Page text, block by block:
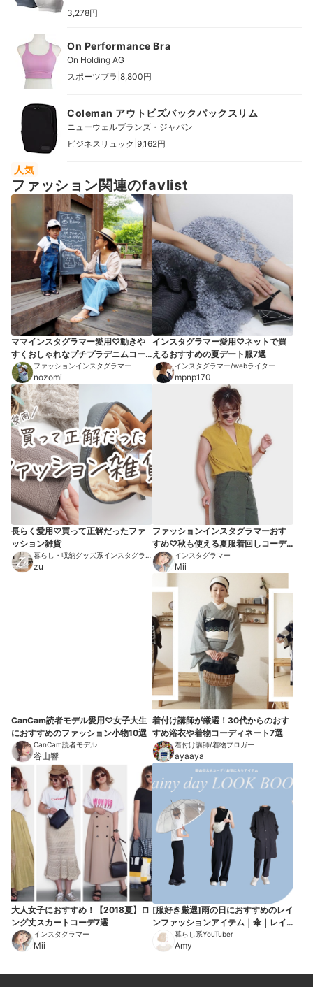
3,278円
On Performance Bra
On Holding AG
スポーツブラ 8,800円
Coleman アウトビズバックパックスリム
ニューウェルブランズ・ジャパン
ビジネスリュック 9,162円
人気
ファッション関連のfavlist
ママインスタグラマー愛用♡動きや
すくおしゃれなプチプラデニムコー
デ9選ファッションインスタグラマー
nozomi
インスタグラマー愛用♡ネットで買
えるおすすめの夏デート服7選
インスタグラマー/webライター
mpnp170
長らく愛用♡買って正解だったファ
ッション雑貨
暮らし・収納グッズ系インスタグラマ
ー
zu
ファッションインスタグラマーおす
すめ♡秋も使える夏服着回しコーデ7
選【2018秋】
インスタグラマー
Mii
CanCam読者モデル愛用♡女子大生
におすすめのファッション小物10選
CanCam読者モデル
谷山響
着付け講師が厳選！30代からのおす
すめ浴衣や着物コーディネート7選
着付け講師/着物ブロガー
ayaaya
大人女子におすすめ！【2018夏】ロ
ング丈スカートコーデ7選
インスタグラマー
Mii
[服好き厳選]雨の日におすすめのレイ
ンファッションアイテム｜傘｜レイ
ンシューズ暮らし系YouTuber
Amy